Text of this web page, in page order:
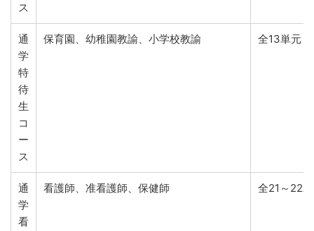
ス
通
学
特
待
生
コ
ー
ス
保育園、幼稚園教諭、小学校教諭 全13単元
通
学
看
看護師、准看護師、保健師 全21～22